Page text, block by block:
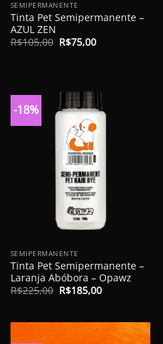
SEMIPERMANENTE
Tinta Pet Semipermanente –
AZUL ZEN
R$105,00 O
preço
R$75,00O
preço
-18%
SEMIPERMANENTE
Tinta Pet Semipermanente –
Laranja Abóbora – Opawz
R$225,00 O
R$225,00.
R$185,00O
R$185,00.